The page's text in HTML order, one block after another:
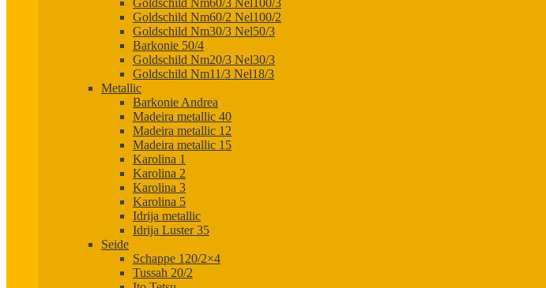
Goldschild Nm60/3 Nel100/3
Goldschild Nm60/2 Nel100/2
Goldschild Nm30/3 Nel50/3
Barkonie 50/4
Goldschild Nm20/3 Nel30/3
Goldschild Nm11/3 Nel18/3
Metallic
Barkonie Andrea
Madeira metallic 40
Madeira metallic 12
Madeira metallic 15
Karolina 1
Karolina 2
Karolina 3
Karolina 5
Idrija metallic
Idrija Luster 35
Seide
Schappe 120/2×4
Tussah 20/2